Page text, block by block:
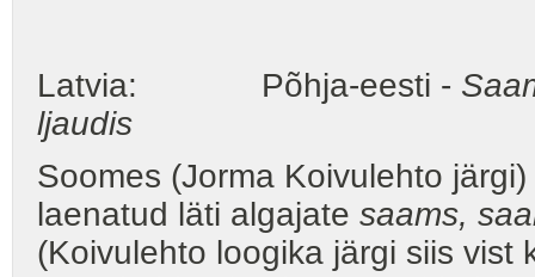
Latvia: Põhja-eesti -
ljaudis
Soomes (Jorma Koivulehto
laenatud läti algajate saams,
(Koivulehto loogika järgi siis vist